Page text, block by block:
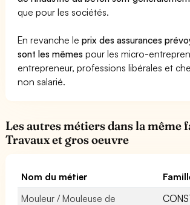
que pour les sociétés.
En revanche leprix des assurances
sont les mêmes pour les micro-
entrepreneur, professions libérales et
non salarié.
Les autres métiers dans la même
Travaux et gros oeuvre
Nom du métier
Mouleur / Mouleuse de